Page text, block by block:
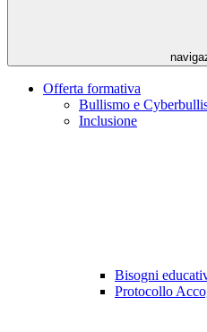
Offerta formativa
Bullismo e
Inclusione
Bisogni
Protocollo